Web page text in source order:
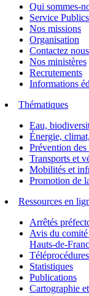
Qui sommes-
Service
Nos missions
Organisation
Contactez nous
Nos ministères
Recrutements
Informations
Thématiques
Eau,
Énergie,
Prévention des
Transports et
Mobilités et
Promotion de
Ressources en
Arrêtés
Avis du comité
Hauts-de-
Téléprocédures
Statistiques
Publications
Cartographie